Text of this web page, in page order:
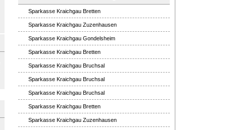
Sparkasse Kraichgau Bretten
Sparkasse Kraichgau Zuzenhausen
Sparkasse Kraichgau Gondelsheim
Sparkasse Kraichgau Bretten
Sparkasse Kraichgau Bruchsal
Sparkasse Kraichgau Bruchsal
Sparkasse Kraichgau Bruchsal
Sparkasse Kraichgau Bretten
Sparkasse Kraichgau Zuzenhausen